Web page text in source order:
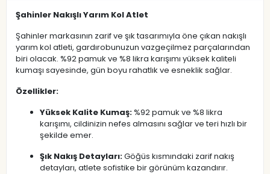
Şahinler Nakışlı Yarım Kol Atlet
Şahinler markasının zarif ve şık tasarımıyla öne çıkan nakışlı
yarım kol atleti, gardırobunuzun vazgeçilmez parçalarından
biri olacak. %92 pamuk ve %8 likra karışımı yüksek kaliteli
kumaşı sayesinde, gün boyu rahatlık ve esneklik sağlar.
Özellikler:
Yüksek Kalite Kumaş: %92 pamuk ve %8 likra
karışımı, cildinizin nefes almasını sağlar ve teri hızlı bir
şekilde emer.
Şık Nakış Detayları:Göğüs kısmındaki zarif nakış
detayları, atlete sofistike bir görünüm kazandırır.